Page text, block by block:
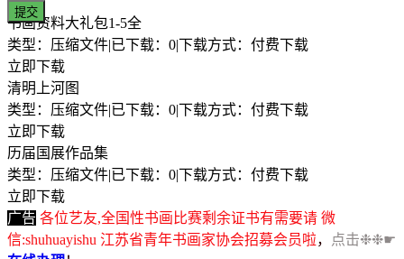
书画资料大礼包1-5全
类型：压缩文件|已下载：0|下载方式：付费下载
立即下载
清明上河图
类型：压缩文件|已下载：0|下载方式：付费下载
立即下载
历届国展作品集
类型：压缩文件|已下载：0|下载方式：付费下载
立即下载
广告 各位艺友,全国性书画比赛剩余证书有需要请 微
信:shuhuayishu 江苏省青年书画家协会招募会员啦，
点击❉❉☛
提交